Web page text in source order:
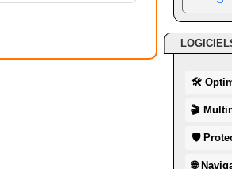
🛠
🎬
🛡
🌐